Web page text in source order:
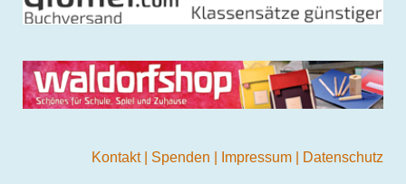
Kontakt Spenden Impressum Datenschutz